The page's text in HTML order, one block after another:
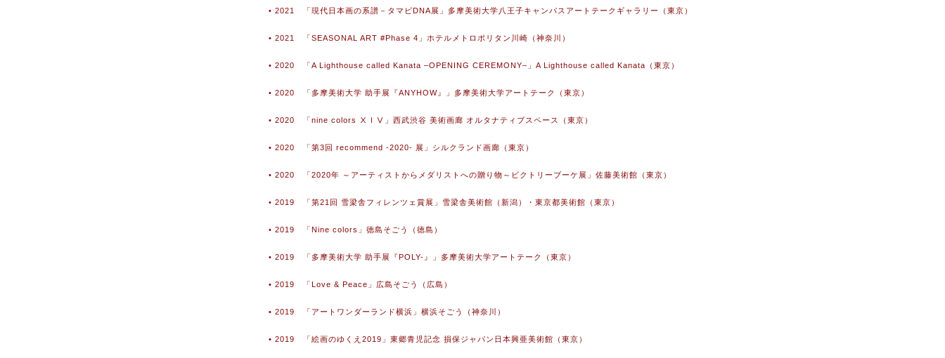
• 2021 「現代日本画の系譜－タマビDNA展」多摩美術大学八王子キャンパスアートテークギャラリー（東京）
• 2021 「SEASONAL ART #Phase 4」ホテルメトロポリタン川崎（神奈川）
• 2020 「A Lighthouse called Kanata –OPENING CEREMONY–」A Lighthouse called Kanata（東京）
• 2020 「多摩美術大学 助手展『ANYHOW』」多摩美術大学アートテーク（東京）
• 2020 「nine colors ⅩⅠⅤ」西武渋谷 美術画廊 オルタナティブスペース（東京）
• 2020 「第3回 recommend -2020- 展」シルクランド画廊（東京）
• 2020 「2020年 ～アーティストからメダリストへの贈り物～ビクトリーブーケ展」佐藤美術館（東京）
• 2019 「第21回 雪梁舎フィレンツェ賞展」雪梁舎美術館（新潟）・東京都美術館（東京）
• 2019 「Nine colors」徳島そごう（徳島）
• 2019 「多摩美術大学 助手展『POLY-』」多摩美術大学アートテーク（東京）
• 2019 「Love & Peace」広島そごう（広島）
• 2019 「アートワンダーランド横浜」横浜そごう（神奈川）
• 2019 「絵画のゆくえ2019」東郷青児記念 損保ジャパン日本興亜美術館（東京）